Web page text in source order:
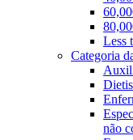
Less
Categoria
não